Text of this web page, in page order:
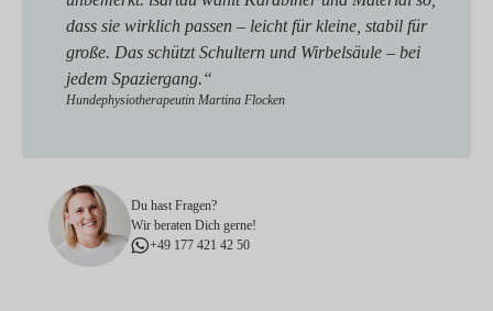
dass sie wirklich passen – leicht für kleine, stabil für
große. Das schützt Schultern und Wirbelsäule – bei
jedem Spaziergang.“
Hundephysiotherapeutin Martina Flocken
Du hast Fragen?
Wir beraten Dich gerne!
+49 177 421 42 50